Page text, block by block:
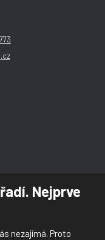
Nejprve
nezajímá. Proto